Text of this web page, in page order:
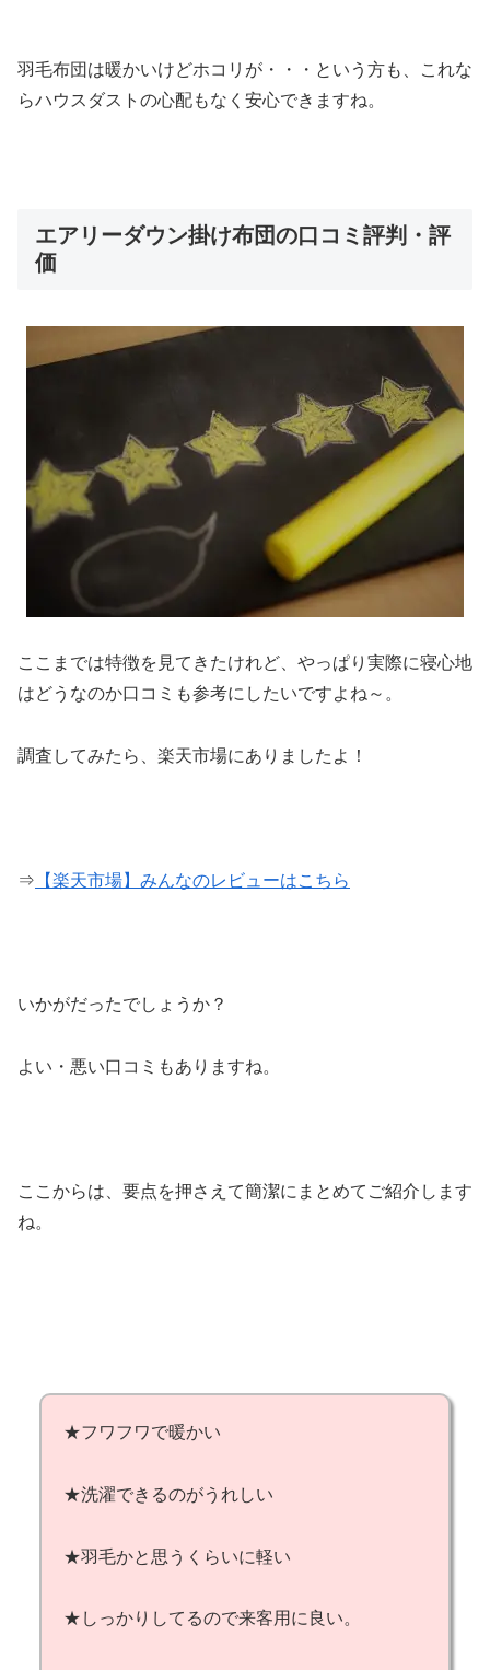
羽毛布団は暖かいけどホコリが・・・という方も、これな
らハウスダストの心配もなく安心できますね。
エアリーダウン掛け布団の口コミ評判・評
価
ここまでは特徴を見てきたけれど、やっぱり実際に寝心地
はどうなのか口コミも参考にしたいですよね～。
調査してみたら、楽天市場にありましたよ！
⇒ 【楽天市場】みんなのレビューはこちら
いかがだったでしょうか？
よい・悪い口コミもありますね。
ここからは、要点を押さえて簡潔にまとめてご紹介します
ね。
★フワフワで暖かい
★洗濯できるのがうれしい
★羽毛かと思うくらいに軽い
★しっかりしてるので来客用に良い。